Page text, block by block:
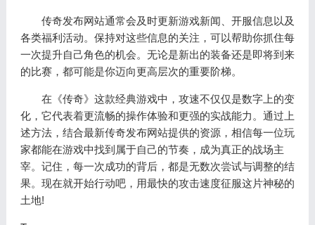
传奇发布网站通常会及时更新游戏新闻、开服信息以及
各类福利活动。保持对这些信息的关注，可以帮助你抓住每
一次提升自己角色的机会。无论是新出的装备还是即将到来
的比赛，都可能是你迈向更高层次的重要阶梯。
在《传奇》这款经典游戏中，攻速不仅仅是数字上的变
化，它代表着更流畅的操作体验和更强的实战能力。通过上
述方法，结合最新传奇发布网站提供的资源，相信每一位玩
家都能在游戏中找到属于自己的节奏，成为真正的战场主
宰。记住，每一次成功的背后，都是无数次尝试与调整的结
果。现在就开始行动吧，用最快的攻击速度征服这片神秘的
土地!